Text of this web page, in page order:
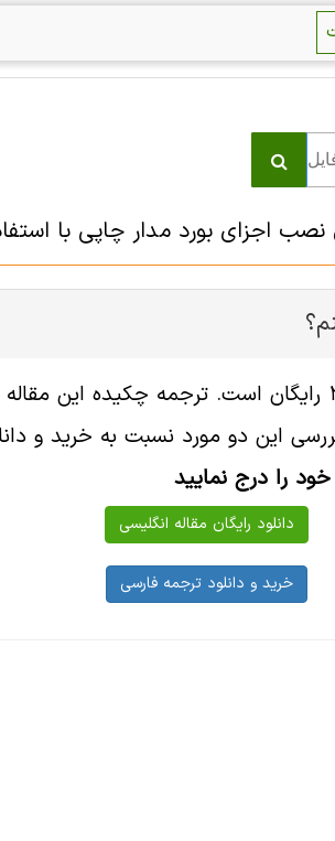
اجزای بورد مدار چاپی با
فایل انگلیسی این مقاله با شناسه 2001260 رایگان است.
این دو مورد نسبت به خرید و
را درج نمایید